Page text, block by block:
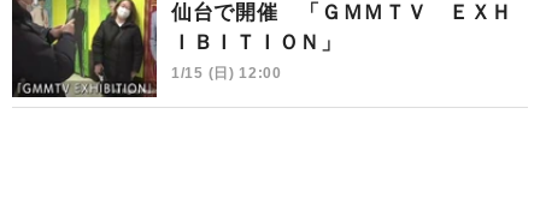
仙台で開催 「ＧＭＭＴＶ ＥＸＨ
ＩＢＩＴＩＯＮ」
1/15 (日) 12:00